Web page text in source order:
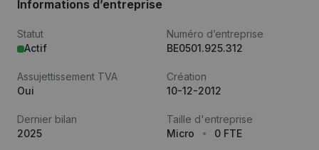
Informations d’entreprise
Statut
Actif
Numéro d’entreprise
BE0501.925.312
Assujettissement TVA
Oui
Création
10-12-2012
Dernier bilan
2025
Taille d'entreprise
Micro
0 FTE